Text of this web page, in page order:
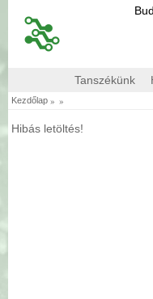
Tanszékünk
Kezdőlap » »
Hibás letöltés!